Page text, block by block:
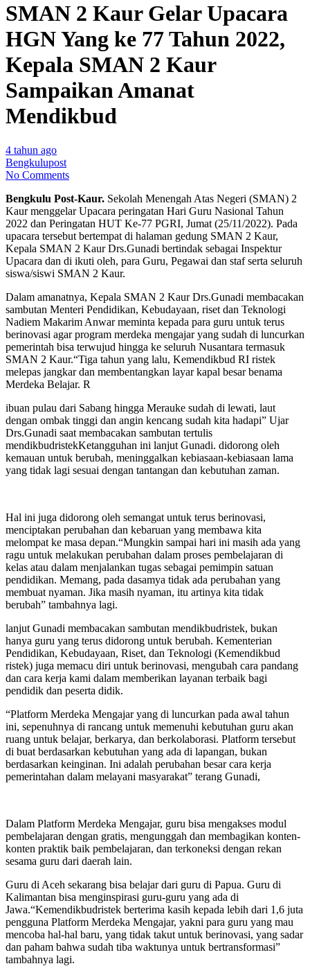
SMAN 2 Kaur Gelar Upacara
HGN Yang ke 77 Tahun 2022,
Kepala SMAN 2 Kaur
Sampaikan Amanat
Mendikbud
4 tahun ago
Bengkulupost
No Comments
Bengkulu Post-Kaur. Sekolah Menengah Atas Negeri (SMAN) 2
Kaur menggelar Upacara peringatan Hari Guru Nasional Tahun
2022 dan Peringatan HUT Ke-77 PGRI, Jumat (25/11/2022). Pada
upacara tersebut bertempat di halaman gedung SMAN 2 Kaur,
Kepala SMAN 2 Kaur Drs.Gunadi bertindak sebagai Inspektur
Upacara dan di ikuti oleh, para Guru, Pegawai dan staf serta seluruh
siswa/siswi SMAN 2 Kaur.
Dalam amanatnya, Kepala SMAN 2 Kaur Drs.Gunadi membacakan
sambutan Menteri Pendidikan, Kebudayaan, riset dan Teknologi
Nadiem Makarim Anwar meminta kepada para guru untuk terus
berinovasi agar program merdeka mengajar yang sudah di luncurkan
pemerintah bisa terwujud hingga ke seluruh Nusantara termasuk
SMAN 2 Kaur.“Tiga tahun yang lalu, Kemendikbud RI ristek
melepas jangkar dan membentangkan layar kapal besar benama
Merdeka Belajar. R
ibuan pulau dari Sabang hingga Merauke sudah di lewati, laut
dengan ombak tinggi dan angin kencang sudah kita hadapi” Ujar
Drs.Gunadi saat membacakan sambutan tertulis
mendikbudristekKetangguhan ini lanjut Gunadi. didorong oleh
kemauan untuk berubah, meninggalkan kebiasaan-kebiasaan lama
yang tidak lagi sesuai dengan tantangan dan kebutuhan zaman.
Hal ini juga didorong oleh semangat untuk terus berinovasi,
menciptakan perubahan dan kebaruan yang membawa kita
melompat ke masa depan.“Mungkin sampai hari ini masih ada yang
ragu untuk melakukan perubahan dalam proses pembelajaran di
kelas atau dalam menjalankan tugas sebagai pemimpin satuan
pendidikan. Memang, pada dasamya tidak ada perubahan yang
membuat nyaman. Jika masih nyaman, itu artinya kita tidak
berubah” tambahnya lagi.
lanjut Gunadi membacakan sambutan mendikbudristek, bukan
hanya guru yang terus didorong untuk berubah. Kementerian
Pendidikan, Kebudayaan, Riset, dan Teknologi (Kemendikbud
ristek) juga memacu diri untuk berinovasi, mengubah cara pandang
dan cara kerja kami dalam memberikan layanan terbaik bagi
pendidik dan peserta didik.
“Platform Merdeka Mengajar yang di luncurkan pada awal tahun
ini, sepenuhnya di rancang untuk memenuhi kebutuhan guru akan
ruang untuk belajar, berkarya, dan berkolaborasi. Platform tersebut
di buat berdasarkan kebutuhan yang ada di lapangan, bukan
berdasarkan keinginan. Ini adalah perubahan besar cara kerja
pemerintahan dalam melayani masyarakat” terang Gunadi,
Dalam Platform Merdeka Mengajar, guru bisa mengakses modul
pembelajaran dengan gratis, mengunggah dan membagikan konten-
konten praktik baik pembelajaran, dan terkoneksi dengan rekan
sesama guru dari daerah lain.
Guru di Aceh sekarang bisa belajar dari guru di Papua. Guru di
Kalimantan bisa menginspirasi guru-guru yang ada di
Jawa.“Kemendikbudristek berterima kasih kepada lebih dari 1,6 juta
pengguna Platform Merdeka Mengajar, yakni para guru yang mau
mencoba hal-hal baru, yang tidak takut untuk berinovasi, yang sadar
dan paham bahwa sudah tiba waktunya untuk bertransformasi”
tambahnya lagi.